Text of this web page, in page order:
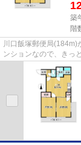
築
階
川口飯塚郵便局(184m)
ンションなので、きっ
すぐにどこへでも遊び